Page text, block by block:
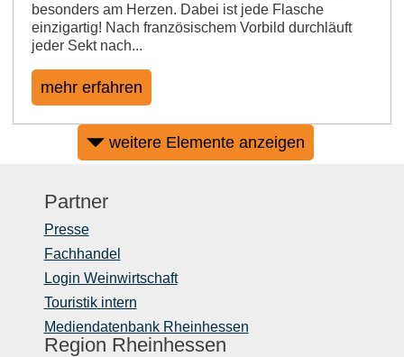
besonders am Herzen. Dabei ist jede Flasche
einzigartig! Nach französischem Vorbild durchläuft
jeder Sekt nach...
mehr erfahren
weitere Elemente anzeigen
Partner
Presse
Fachhandel
Login Weinwirtschaft
Touristik intern
Mediendatenbank Rheinhessen
Region Rheinhessen